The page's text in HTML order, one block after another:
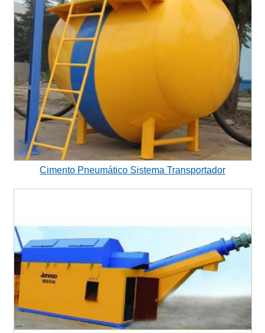
Cimento Pneumático Sistema Transportador